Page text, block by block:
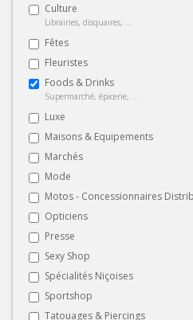
Culture
Librairies, disquaires, ...
Fêtes
Fleuristes
Foods & Drinks
Supermarché, épicerie, ...
Luxe
Maisons & Equipements
Marchés
Mode
Motos - Concessionnaires
Opticiens
Presse
Sexy Shop
Spécialités Niçoises
Sportshop
Tatouages & Piercings